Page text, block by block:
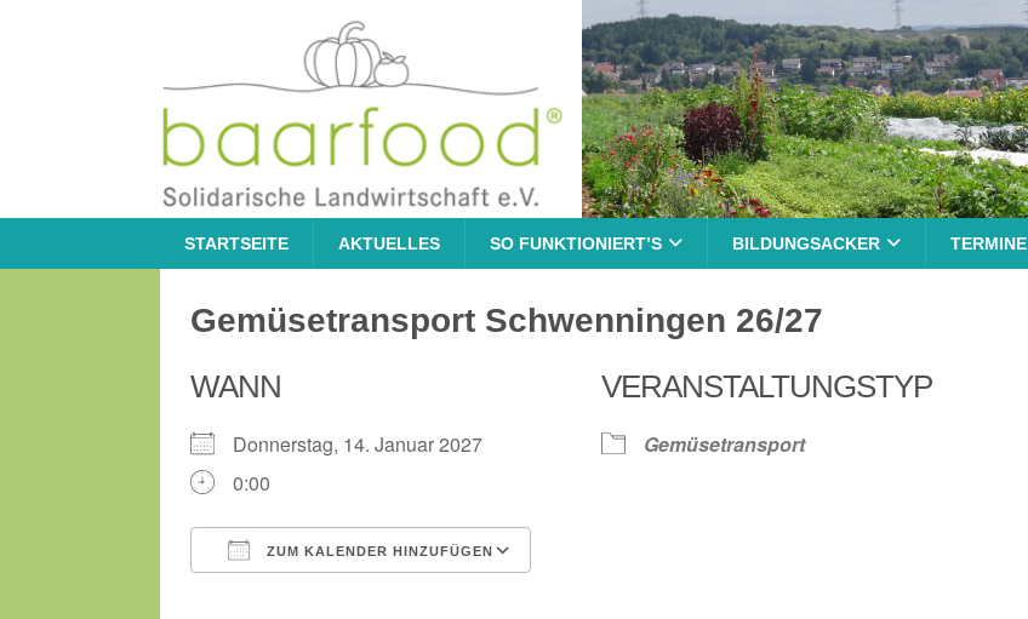
STARTSEITE AKTUELLES SO FUNKTIONIERT’S BILDUNGSACKER TERMINE
Gemüsetransport Schwenningen 26/27
WANN
Donnerstag, 14. Januar 2027
0:00
ZUM KALENDER HINZUFÜGEN
VERANSTALTUNGSTYP
Gemüsetransport